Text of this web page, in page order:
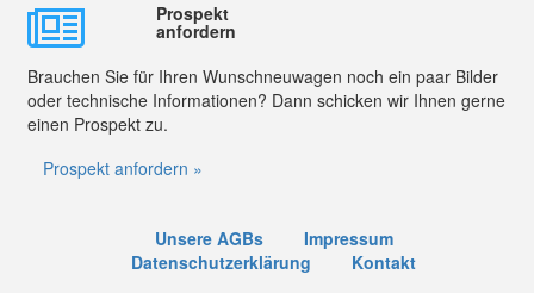
Prospekt
anfordern
Brauchen Sie für Ihren Wunschneuwagen noch ein paar Bilder
oder technische Informationen? Dann schicken wir Ihnen gerne
einen Prospekt zu.
Prospekt anfordern »
Unsere AGBs
Impressum
Datenschutzerklärung
Kontakt